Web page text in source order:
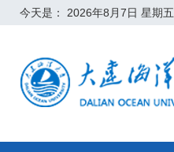
今天是： 2026年8月7日 星期五